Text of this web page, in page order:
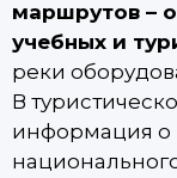
маршрутов –
учебных и
реки
В
информация о